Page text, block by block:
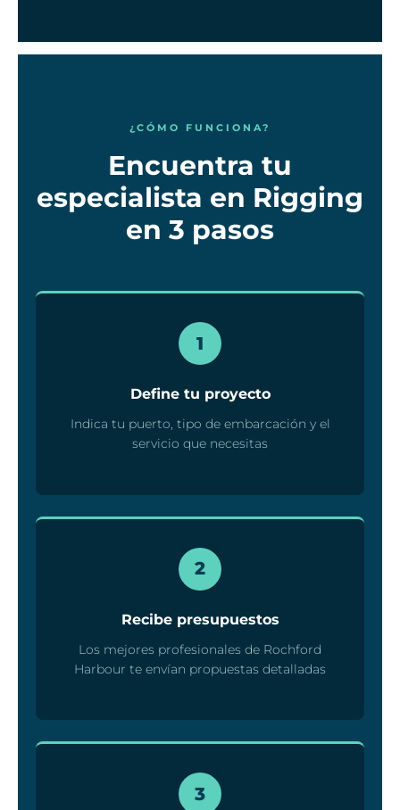
¿CÓMO FUNCIONA?
Encuentra tu
especialista en Rigging
en 3 pasos
1
Define tu proyecto
Indica tu puerto, tipo de embarcación y el
servicio que necesitas
2
Recibe presupuestos
Los mejores profesionales de Rochford
Harbour te envían propuestas detalladas
3